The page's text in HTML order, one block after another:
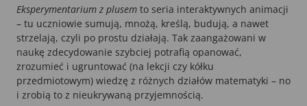
Eksperymentarium z plusem to seria interaktywnych animacji
– tu uczniowie sumują, mnożą, kreślą, budują, a nawet
strzelają, czyli po prostu działają. Tak zaangażowani w
naukę zdecydowanie szybciej potrafią opanować,
zrozumieć i ugruntować (na lekcji czy kółku
przedmiotowym) wiedzę z różnych działów matematyki – no
i zrobią to z nieukrywaną przyjemnością.